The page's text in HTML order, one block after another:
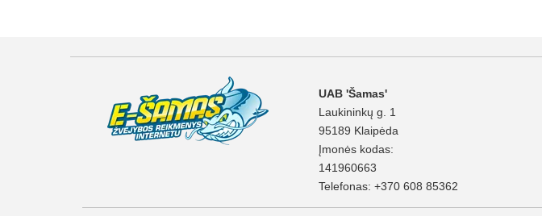
UAB 'Šamas'
Laukininkų g. 1
95189 Klaipėda
Įmonės kodas:
141960663
Telefonas: +370 608 85362